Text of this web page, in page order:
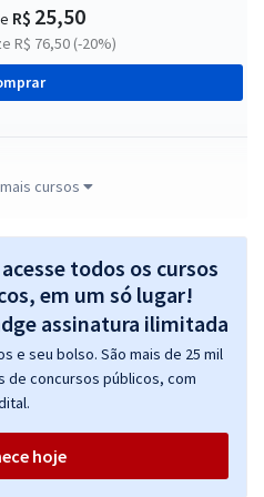
R$ 25,50
R$ 76,50 (-20%)
do Brasil - Conhecimentos
à vista
R$ 10,66
R$ 31,98 (-20%)
do Brasil - Conhecimentos
de Nível Médio
cursos
todos os cursos
em um só lugar!
e seu bolso. São mais de 25 mil
de concursos públicos, com
hoje